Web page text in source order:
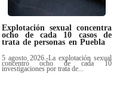
Explotación sexual concentra
ocho de cada 10 casos de
trata de personas en Puebla
5 agosto 2026.-La explotación sexual
concentró ocho de cada 10
investigaciones por trata de...